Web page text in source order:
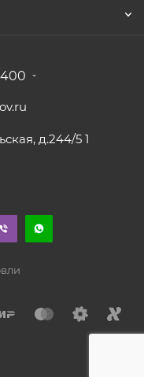
400
д.244/5 1